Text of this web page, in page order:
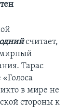
считает,
мирный
Тарас
в мире не
стороны к